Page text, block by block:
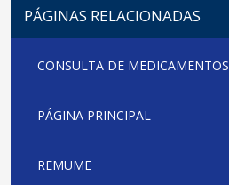
PÁGINAS RELACIONADAS
CONSULTA DE MEDICAMENTOS
PÁGINA PRINCIPAL
REMUME